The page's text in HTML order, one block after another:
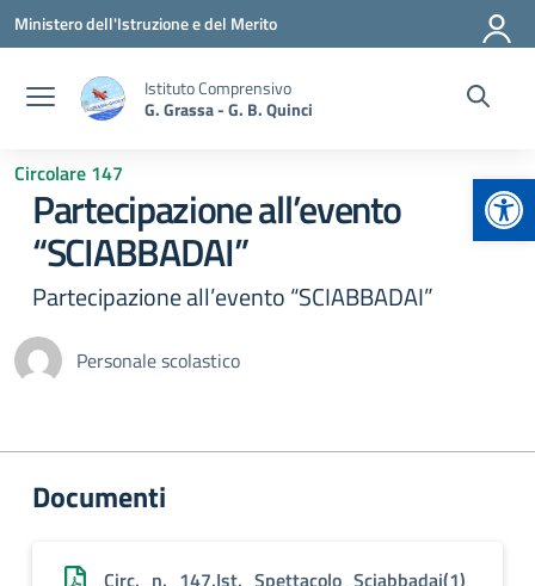
Vai ai contenuti
Vai al menu di navigazione
Vai al footer
Ministero dell'Istruzione e del Merito
Istituto Comprensivo
G. Grassa - G. B. Quinci
Circolare 147
Partecipazione all’evento
“SCIABBADAI”
Partecipazione all’evento “SCIABBADAI”
Personale scolastico
Documenti
Circ._n._147.Ist._Spettacolo_Sciabbadai(1)